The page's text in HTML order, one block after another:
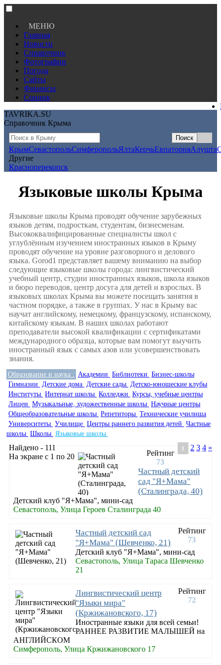
МЕНЮ
Главная
Новости
Справочник
Фотографии
Погода
Сайты
Финансы
Сонник
TAVRIKA.SU
Справочник Крыма
КрымСевастопольСимферопольЯлтаКерчьЕвпаторияАлушта
Другие
Красноперекопск
Языковые школы Крыма
Языковые школы Крыма проводят обучение зарубежных
языков детям, подросткам, студентам, бизнесменам.
Высококвалифицированные специалисты школ с
углублённым изучением иностранных языков в Крыму
проводят обучение на уровне разговорного и делового
языка. Gorod1 представляет вашему вниманию на выбор
следующие языковые школы города: лингвистический
учебный центр, студии иностранных языков, школа языков
и бюро переводов, центр досуга для детей и взрослых. В
языковых школах Крыма вы можете посещать занятия в
частном порядке, а также в группах. У нас в Крыму вас
научат английскому, немецкому, французскому, испанскому,
китайскому языкам. В наших школах работают
преподаватели высокой квалификации с сертификатами
международного образца, которые вам помогут выучить
иностранный язык с самых азов или усовершенствовать
знания.
Образование и наука : Академии Библиотеки Бизнес-школы
Гимназии
Детские дома Детские сады Детско-юношеские клубы
Институты Интернат школы Колледжи Курсы, учебные центры
Лицеи Музыкальные, художественные школы Научные центры
Общеобразовательные школы Репетиторы Технические училиша
Университеты Училище Центры раннего развития детей Частные
школы Школы Языковые школы
Найдено - 111
На экране с 1 по 20
1 2 3 4 »
Рейтинг
73
Частный детский
сад "Я+Мама"
(Сталинграда, 40)
Детский клуб "Я+Мама", мини-сад
Севастополь, Улица Героев Сталинграда 40
Рейтинг
73
Частный детский сад
"Я+Мама" (Шевченко, 21)
Детский клуб "Я+Мама", мини-сад
Севастополь, Улица Тараса Шевченко
21
Рейтинг
72
Лингвистический центр
"Языки мира"
(Кржижановского, 17)
Иностранные языки для всей семьи!
РАННЕЕ РАЗВИТИЕ МАЛЫШЕЙ на
АНГЛИЙСКОМ
Симферополь, Улица Кржижановского 17